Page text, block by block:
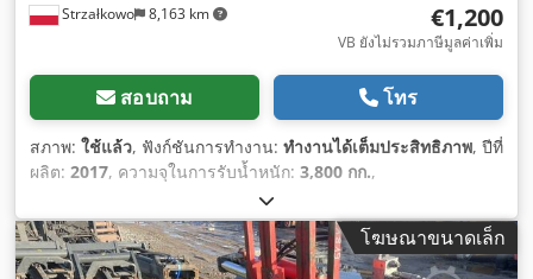
Strzałkowo 8,163 km €1,200
VB ยังไม่รวมภาษีมูลค่าเพิ่ม
สอบถาม โทร
สภาพ: ใช้แล้ว, ฟังก์ชันการทำงาน: ทำงานได้เต็มประสิทธิภาพ, ปีที่
ผลิต: 2017, ความจุในการรับน้ำหนัก: 3,800 กก.,
โฆษณาขนาดเล็ก